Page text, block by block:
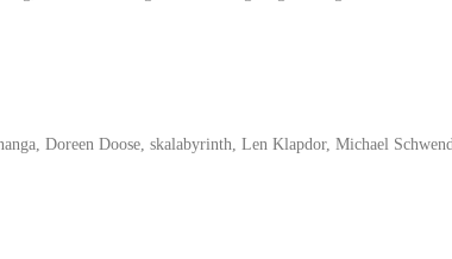
Doreen Doose, skalabyrinth, Len Klapdor, Michael